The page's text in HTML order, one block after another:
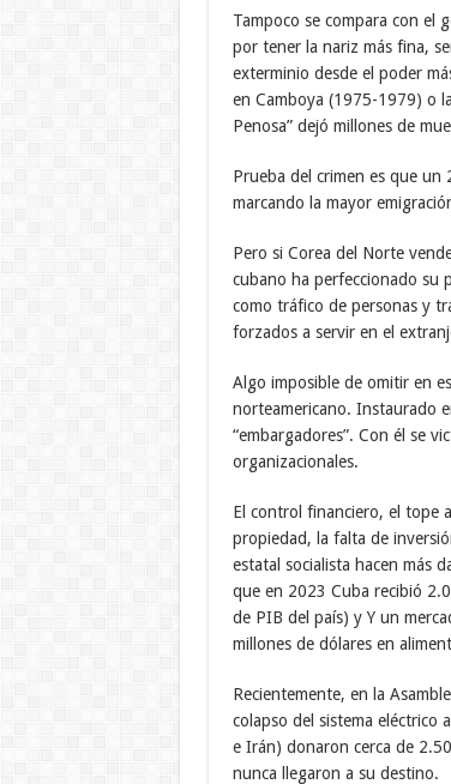
Tampoco se compara con el
por tener la nariz más fina,
exterminio desde el poder
en Camboya (1975-1979) o
Penosa” dejó millones de
Prueba del crimen es que
marcando la mayor
Pero si Corea del Norte
cubano ha perfeccionado su
como tráfico de personas y
forzados a servir en el
Algo imposible de omitir en
norteamericano. Instaurado
“embargadores”. Con él se
organizacionales.
El control financiero, el tope
propiedad, la falta de
estatal socialista hacen más
que en 2023 Cuba recibió
de PIB del país) y Y un
millones de dólares en
Recientemente, en la
colapso del sistema eléctrico
e Irán) donaron cerca de
nunca llegaron a su destino.